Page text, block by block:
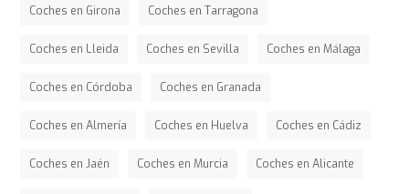
Coches en Girona Coches en Tarragona
Coches en Lleida Coches en Sevilla Coches en Málaga
Coches en Córdoba Coches en Granada
Coches en Almería Coches en Huelva Coches en Cádiz
Coches en Jaén Coches en Murcia Coches en Alicante